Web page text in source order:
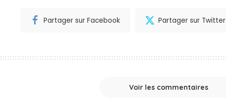
Partager sur Facebook Partager sur Twitter
Voir les commentaires